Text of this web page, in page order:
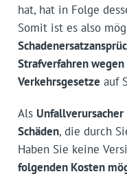
hat, hat in Folge
Somit ist es also
Strafverfahren
Verkehrsgesetze auf
Als Unfallverursacher
Schäden, die durch
Haben Sie keine
folgenden Kosten